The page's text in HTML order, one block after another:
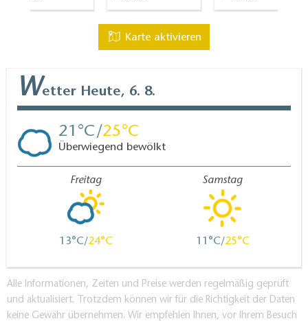
Karte aktivieren
Wetter Heute, 6. 8.
21 25
Überwiegend bewölkt
Freitag
13 24
Samstag
11 25
Alle Informationen, Zeiten und Preise werden regelmäßig geprüft
und aktualisiert. Trotzdem können wir für die Richtigkeit der Daten
keine Gewähr übernehmen. Wir empfehlen Ihnen, vor Ihrem Besuch